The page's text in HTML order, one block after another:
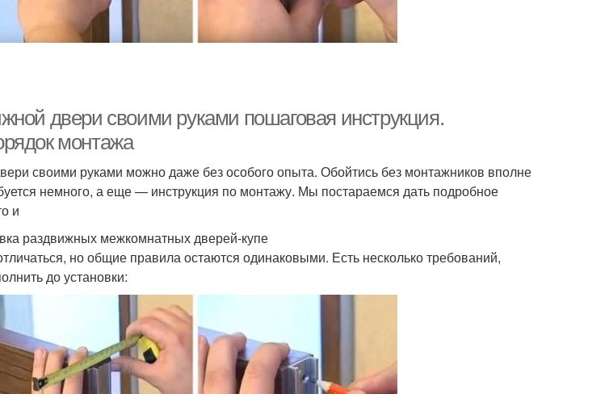
двери своими руками пошаговая инструкция.
монтажа
своими руками можно даже без особого опыта. Обойтись без монтажников вполне
немного, а еще — инструкция по монтажу. Мы постараемся дать подробное
и
раздвижных межкомнатных дверей-купе
но общие правила остаются одинаковыми. Есть несколько требований,
до установки: